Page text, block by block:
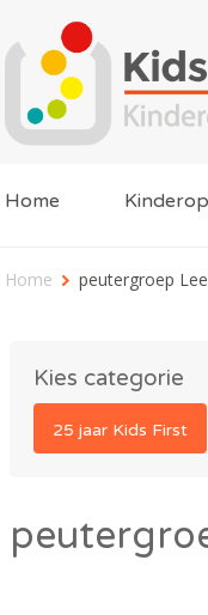
Home
Home peutergroep
Kies categorie
25 jaar Kids First